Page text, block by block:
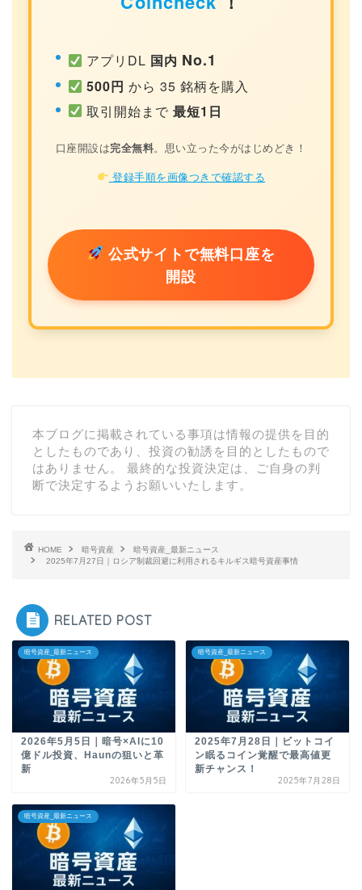
アプリDL 国内 No.1
500円 から 35 銘柄を購入
取引開始まで最短1日
口座開設は完全無料。思い立った今がはじめどき！
登録手順を画像つきで確認する
公式サイトで無料口座を
開設
本ブログに掲載されている事項は情報の提供を目的
としたものであり、投資の勧誘を目的としたもので
はありません。 最終的な投資決定は、ご自身の判
断で決定するようお願いいたします。
HOME 暗号資産
暗号資産_最新ニュース
2025年7月27日｜ロシア制裁回避に利用されるキルギス暗号資産事情
RELATED POST
暗号資産_最新ニュース
2026年5月5日｜暗号×AIに10
億ドル投資、Haunの狙いと革
新
2026年5月5日
暗号資産_最新ニュース
2025年7月28日｜ビットコイ
ン眠るコイン覚醒で最高値更
新チャンス！
2025年7月28日
暗号資産_最新ニュース